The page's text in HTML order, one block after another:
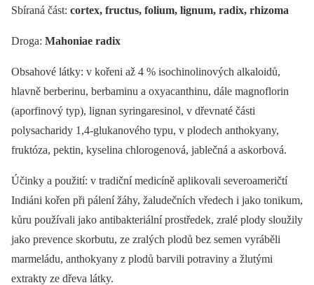
Sbíraná část: cortex, fructus, folium, lignum, radix, rhizoma
Droga: Mahoniae radix
Obsahové látky: v kořeni až 4 % isochinolinových alkaloidů,
hlavně berberinu, berbaminu a oxyacanthinu, dále magnoflorin
(aporfinový typ), lignan syringaresinol, v dřevnaté části
polysacharidy 1,4-glukanového typu, v plodech anthokyany,
fruktóza, pektin, kyselina chlorogenová, jablečná a askorbová.
Účinky a použití: v tradiční medicíně aplikovali severoameričtí
Indiáni kořen při pálení žáhy, žaludečních vředech i jako tonikum,
kůru používali jako antibakteriální prostředek, zralé plody sloužily
jako prevence skorbutu, ze zralých plodů bez semen vyráběli
marmeládu, anthokyany z plodů barvili potraviny a žlutými
extrakty ze dřeva látky.